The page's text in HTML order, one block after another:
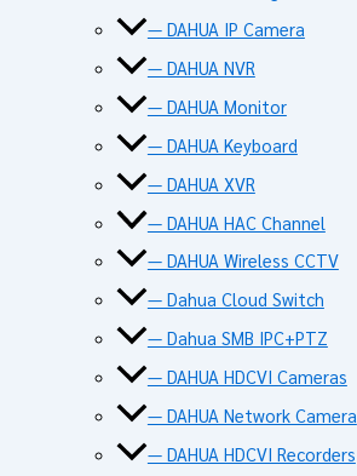
— DAHUA IP Camera
— DAHUA NVR
— DAHUA Monitor
— DAHUA Keyboard
— DAHUA XVR
— DAHUA HAC Channel
— DAHUA Wireless CCTV
— Dahua Cloud Switch
— Dahua SMB IPC+PTZ
— DAHUA HDCVI Cameras
— DAHUA Network Camera
— DAHUA HDCVI Recorders